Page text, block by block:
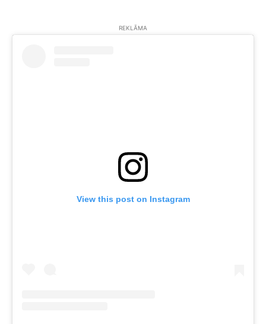
REKLĀMA
View this post on Instagram